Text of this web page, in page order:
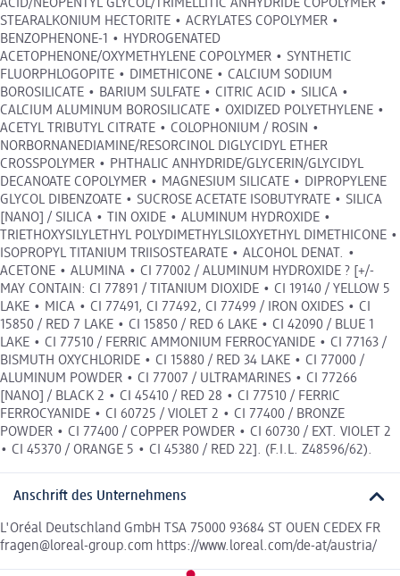
ACID/NEOPENTYL GLYCOL/TRIMELLITIC ANHYDRIDE COPOLYMER •
STEARALKONIUM HECTORITE • ACRYLATES COPOLYMER •
BENZOPHENONE-1 • HYDROGENATED
ACETOPHENONE/OXYMETHYLENE COPOLYMER • SYNTHETIC
FLUORPHLOGOPITE • DIMETHICONE • CALCIUM SODIUM
BOROSILICATE • BARIUM SULFATE • CITRIC ACID • SILICA •
CALCIUM ALUMINUM BOROSILICATE • OXIDIZED POLYETHYLENE •
ACETYL TRIBUTYL CITRATE • COLOPHONIUM / ROSIN •
NORBORNANEDIAMINE/RESORCINOL DIGLYCIDYL ETHER
CROSSPOLYMER • PHTHALIC ANHYDRIDE/GLYCERIN/GLYCIDYL
DECANOATE COPOLYMER • MAGNESIUM SILICATE • DIPROPYLENE
GLYCOL DIBENZOATE • SUCROSE ACETATE ISOBUTYRATE • SILICA
[NANO] / SILICA • TIN OXIDE • ALUMINUM HYDROXIDE •
TRIETHOXYSILYLETHYL POLYDIMETHYLSILOXYETHYL DIMETHICONE •
ISOPROPYL TITANIUM TRIISOSTEARATE • ALCOHOL DENAT. •
ACETONE • ALUMINA • CI 77002 / ALUMINUM HYDROXIDE ? [+/-
MAY CONTAIN: CI 77891 / TITANIUM DIOXIDE • CI 19140 / YELLOW 5
LAKE • MICA • CI 77491, CI 77492, CI 77499 / IRON OXIDES • CI
15850 / RED 7 LAKE • CI 15850 / RED 6 LAKE • CI 42090 / BLUE 1
LAKE • CI 77510 / FERRIC AMMONIUM FERROCYANIDE • CI 77163 /
BISMUTH OXYCHLORIDE • CI 15880 / RED 34 LAKE • CI 77000 /
ALUMINUM POWDER • CI 77007 / ULTRAMARINES • CI 77266
[NANO] / BLACK 2 • CI 45410 / RED 28 • CI 77510 / FERRIC
FERROCYANIDE • CI 60725 / VIOLET 2 • CI 77400 / BRONZE
POWDER • CI 77400 / COPPER POWDER • CI 60730 / EXT. VIOLET 2
• CI 45370 / ORANGE 5 • CI 45380 / RED 22]. (F.I.L. Z48596/62).
Anschrift des Unternehmens
L'Oréal Deutschland GmbH TSA 75000 93684 ST OUEN CEDEX FR
fragen@loreal-group.com https://www.loreal.com/de-at/austria/